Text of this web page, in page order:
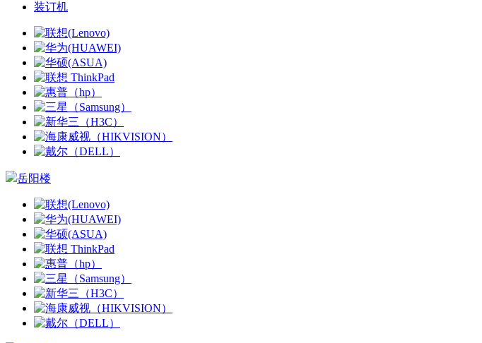
装订机
岳阳楼